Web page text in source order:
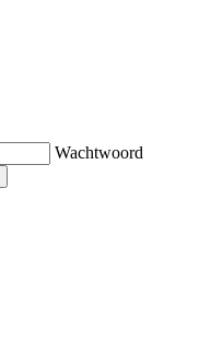
Wachtwoord